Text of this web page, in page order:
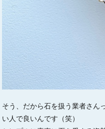
そう、だから石を扱う業者さん
い人で良いんです（笑）